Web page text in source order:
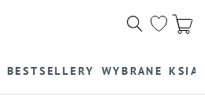
BESTSELLERY WYBRANE